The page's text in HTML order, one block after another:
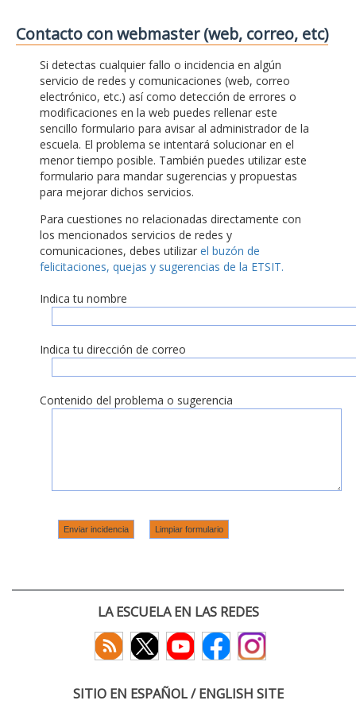
Contacto con webmaster (web, correo, etc)
Si detectas cualquier fallo o incidencia en algún
servicio de redes y comunicaciones (web, correo
electrónico, etc.) así como detección de errores o
modificaciones en la web puedes rellenar este
sencillo formulario para avisar al administrador de la
escuela. El problema se intentará solucionar en el
menor tiempo posible. También puedes utilizar este
formulario para mandar sugerencias y propuestas
para mejorar dichos servicios.
Para cuestiones no relacionadas directamente con
los mencionados servicios de redes y
comunicaciones, debes utilizar el buzón de
felicitaciones, quejas y sugerencias de la ETSIT.
Indica tu nombre
Indica tu dirección de correo
Contenido del problema o sugerencia
LA ESCUELA EN LAS REDES
SITIO EN ESPAÑOL / ENGLISH SITE